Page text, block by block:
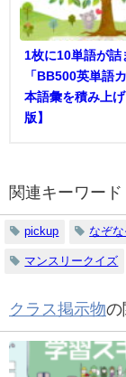
1枚に10単語が詰
「BB500英単語
本語彙を積み上
版】
関連キーワード
pickup なぞ
マンスリークイズ
クラス掲示物の